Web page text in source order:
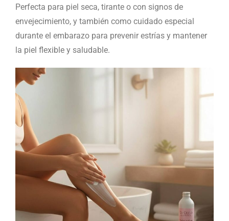
Perfecta para piel seca, tirante o con signos de
envejecimiento, y también como cuidado especial
durante el embarazo para prevenir estrías y mantener
la piel flexible y saludable.